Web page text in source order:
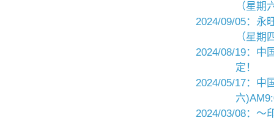
（星期
2024/09/05：永
（星期
2024/08/19：中
定！
2024/05/17：中
六
2024/03/08：〜